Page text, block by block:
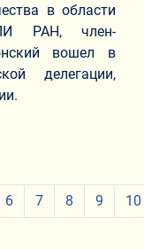
в области
РАН, член-
вошел в
делегации,
6 7 8 9 10